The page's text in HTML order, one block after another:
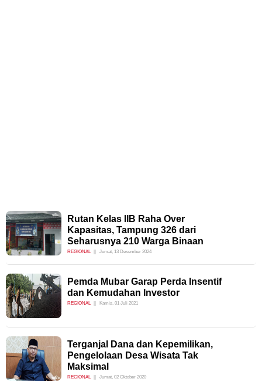
Rutan Kelas IIB Raha Over
Kapasitas, Tampung 326 dari
Seharusnya 210 Warga Binaan
REGIONAL Jumat, 13 Desember 2024
Pemda Mubar Garap Perda Insentif
dan Kemudahan Investor
REGIONAL Kamis, 01 Juli 2021
Terganjal Dana dan Kepemilikan,
Pengelolaan Desa Wisata Tak
Maksimal
REGIONAL Jumat, 02 Oktober 2020